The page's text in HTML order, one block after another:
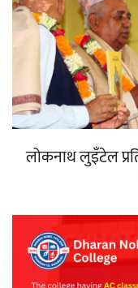
लोकनाथ लुइँटेल